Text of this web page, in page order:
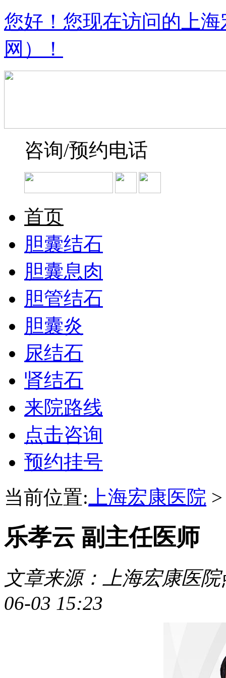
您好！您现在访问的上
网）！
咨询/预约电话
首页
胆囊结石
胆囊息肉
胆管结石
胆囊炎
尿结石
肾结石
来院路线
点击咨询
预约挂号
当前位置: 上海宏康医院
乐孝云 副主任医师
文章来源：上海宏康医院
06-03 15:23